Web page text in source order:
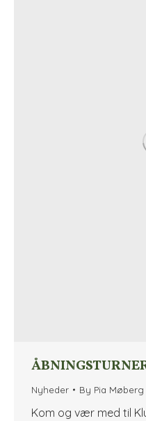
Nyheder By Pia Møberg
Kom og vær med til